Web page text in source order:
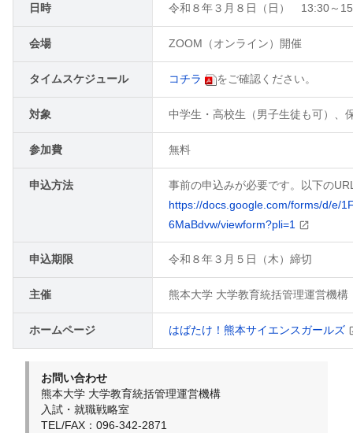
日時 令和８年３月８日（日） 13:30～
会場 ZOOM（オンライン）開催
タイムスケジュール コチラ をご確認ください。
対象 中学生・高校生（男子生徒も可）、
参加費 無料
申込方法
事前の申込みが必要です。以下の
https://docs.google.com/forms/d/e/
6MaBdvw/viewform?pli=1
申込期限 令和８年３月５日（木）締切
主催 熊本大学 大学教育統括管理運営機
ホームページ はばたけ！熊本サイエンスガールズ
お問い合わせ
熊本大学 大学教育統括管理運営機構
入試・就職戦略室
TEL/FAX：096-342-2871